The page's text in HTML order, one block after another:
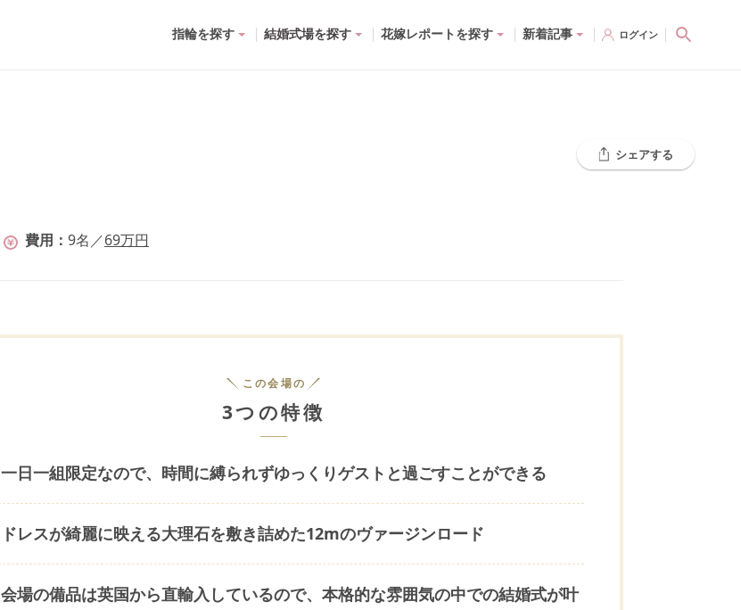
指輪を探す 結婚式場を探す 花嫁レポートを探す 新着記事 ログイン
費用 9名 ／69万円
シェアする
この会場の
3つの特徴
一日一組限定なので、時間に縛られずゆっくりゲストと過ごすことができる
ドレスが綺麗に映える大理石を敷き詰めた12mのヴァージンロード
会場の備品は英国から直輸入しているので、本格的な雰囲気の中での結婚式が叶